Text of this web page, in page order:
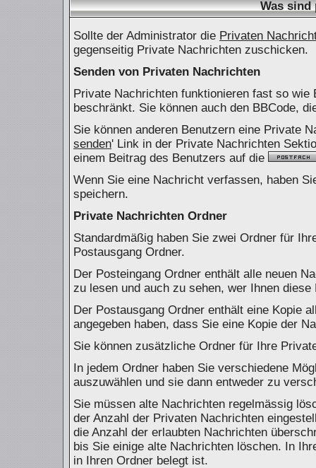
Was sind
Sollte der Administrator die Privaten
gegenseitig Private Nachrichten zuschicken.
Senden von Privaten Nachrichten
Private Nachrichten funktionieren fast so
beschränkt. Sie können auch den BBCode,
Sie können anderen Benutzern eine Private
senden' Link in der Private Nachrichten
einem Beitrag des Benutzers auf die
Wenn Sie eine Nachricht verfassen, haben
speichern.
Private Nachrichten Ordner
Standardmäßig haben Sie zwei Ordner für
Postausgang Ordner.
Der Posteingang Ordner enthält alle neuen
zu lesen und auch zu sehen, wer Ihnen
Der Postausgang Ordner enthält eine Kopie
angegeben haben, dass Sie eine Kopie der
Sie können zusätzliche Ordner für Ihre
In jedem Ordner haben Sie verschiedene
auszuwählen und sie dann entweder zu
Sie müssen alte Nachrichten regelmässig
der Anzahl der Privaten Nachrichten
die Anzahl der erlaubten Nachrichten
bis Sie einige alte Nachrichten löschen. In
in Ihren Ordner belegt ist.